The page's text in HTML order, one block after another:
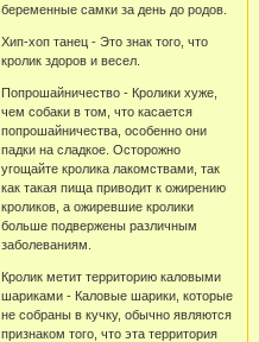
беременные самки за день до родов.
Хип-хоп танец - Это знак того, что
кролик здоров и весел.
Попрошайничество - Кролики хуже,
чем собаки в том, что касается
попрошайничества, особенно они
падки на сладкое. Осторожно
угощайте кролика лакомствами, так
как такая пища приводит к ожирению
кроликов, а ожиревшие кролики
больше подвержены различным
заболеваниям.
Кролик метит территорию каловыми
шариками - Каловые шарики, которые
не собраны в кучку, обычно являются
признаком того, что эта территория